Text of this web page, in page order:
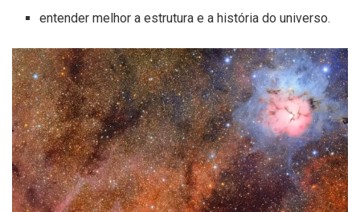
entender melhor a estrutura e a história do universo.